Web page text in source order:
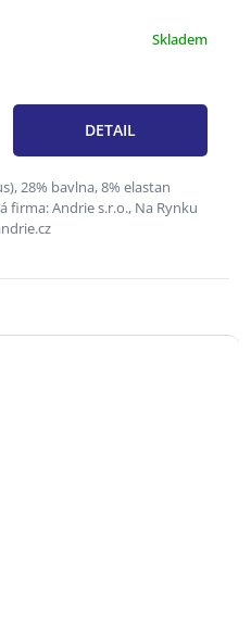
Skladem
DETAIL
28% bavlna, 8% elastan
firma: Andrie s.r.o., Na Rynku